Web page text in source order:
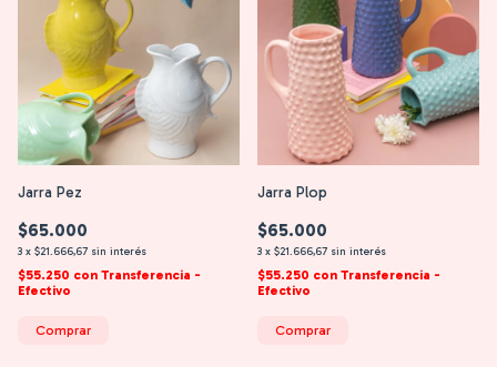
Jarra Pez
$65.000
3 x $21.666,67 sin interés
$55.250 con Transferencia -
Efectivo
Comprar
Jarra Plop
$65.000
3 x $21.666,67 sin interés
$55.250 con Transferencia -
Efectivo
Comprar